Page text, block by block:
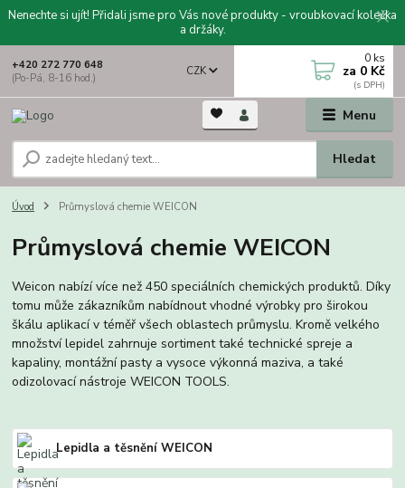
Nenechte si ujít! Přidali jsme pro Vás nové produkty - vroubkovací kolečka
a držáky.
Menu
CZK
Hledat
+420 272 770 648
(Po-Pá, 8-16 hod.)
0 ks
za 0 Kč
Úvod Průmyslová chemie WEICON
Průmyslová chemie WEICON
Weicon nabízí více než 450 speciálních chemických produktů. Díky
tomu může zákazníkům nabídnout vhodné výrobky pro širokou
škálu aplikací v téměř všech oblastech průmyslu. Kromě velkého
množství lepidel zahrnuje sortiment také technické spreje a
kapaliny, montážní pasty a vysoce výkonná maziva, a také
odizolovací nástroje WEICON TOOLS.
Lepidla a těsnění WEICON